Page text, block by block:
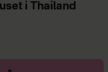
i Thailand